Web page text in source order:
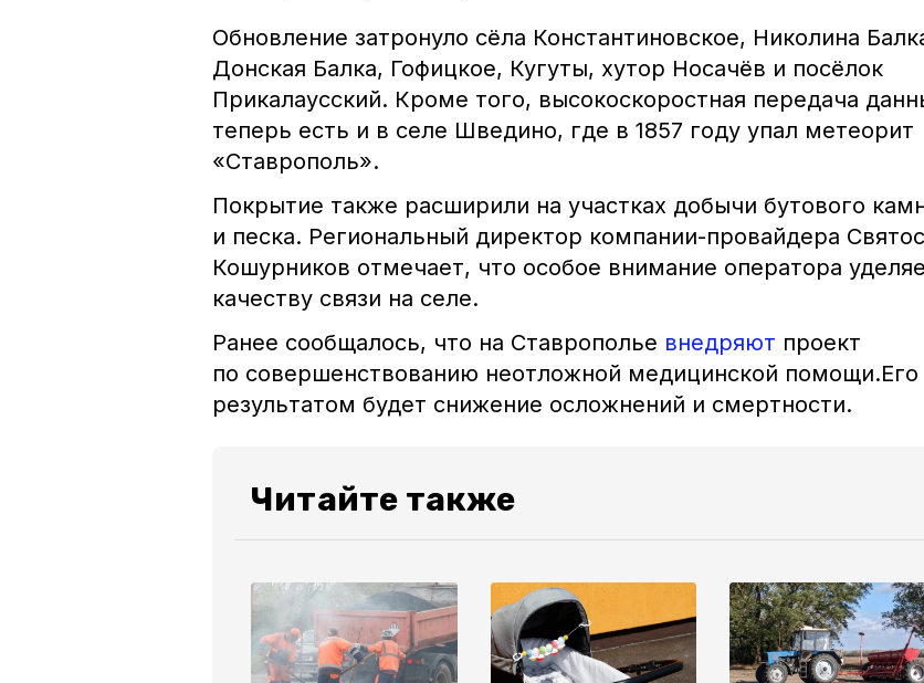
Обновление затронуло сёла Константиновское, Николина
Донская Балка, Гофицкое, Кугуты, хутор Носачёв и посёлок
Прикалаусский. Кроме того, высокоскоростная передача
теперь есть и в селе Шведино, где в 1857 году упал метеорит
«Ставрополь».
Покрытие также расширили на участках добычи бутового
и песка. Региональный директор компании-провайдера
Кошурников отмечает, что особое внимание оператора
качеству связи на селе.
Ранее сообщалось, что на Ставрополье внедряют проект
по совершенствованию неотложной медицинской помощи.Его
результатом будет снижение осложнений и смертности.
Читайте также